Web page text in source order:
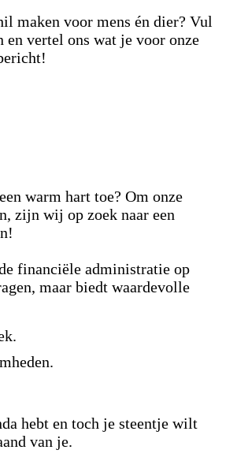
maken voor mens én dier? Vul
vertel ons wat je voor onze
warm hart toe? Om onze
zijn wij op zoek naar een
financiële administratie op
maar biedt waardevolle
hebt en toch je steentje wilt
van je.